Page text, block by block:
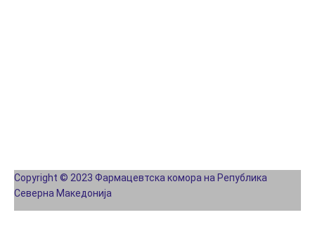
Copyright © 2023 Фармацевтска комора на Република
Северна Македонија